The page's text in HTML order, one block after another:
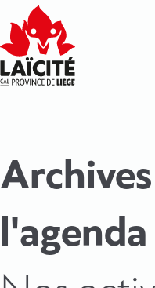
directement
vers
le
contenu
l'agenda